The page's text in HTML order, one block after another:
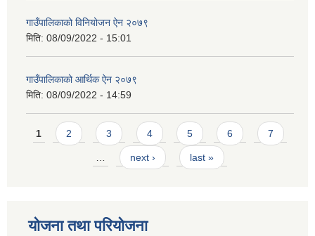
गाउँपालिकाको विनियोजन ऐन २०७९
मिति: 08/09/2022 - 15:01
गाउँपालिकाको आर्थिक ऐन २०७९
मिति: 08/09/2022 - 14:59
Pages
1 2 3 4 5 6 7
next › last »
योजना तथा परियोजना